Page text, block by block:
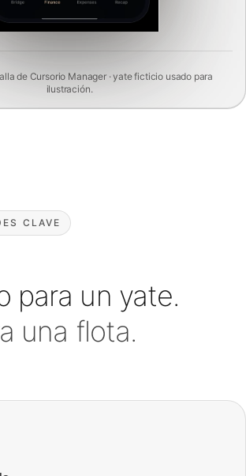
de Cursorio Manager · yate ficticio usado para
ilustración.
CLAVE
para un yate.
una flota.